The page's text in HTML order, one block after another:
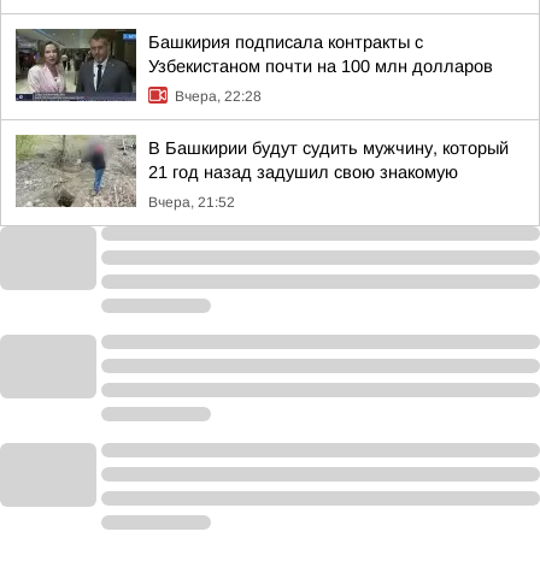
Башкирия подписала контракты с
Узбекистаном почти на 100 млн долларов
Вчера, 22:28
В Башкирии будут судить мужчину, который
21 год назад задушил свою знакомую
Вчера, 21:52